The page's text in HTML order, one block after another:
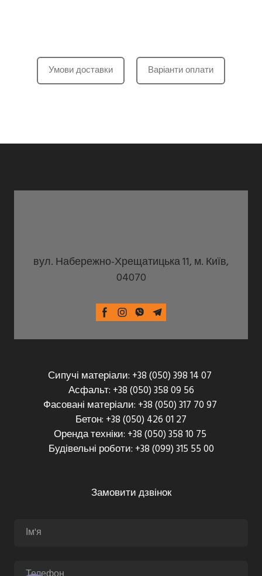
Умови доставки Варіанти оплати
вул. Набережно-Хрещатицька 11, м. Київ,
04070
Сипучі матеріали: +38 (050) 398 14 07
Асфальт: +38 (050) 358 09 56
Фасовані матеріали: +38 (050) 317 70 97
Бетон: +38 (050) 426 01 27
Оренда техніки: +38 (050) 358 10 75
Будівельні роботи: +38 (099) 315 55 00
Замовити дзвінок